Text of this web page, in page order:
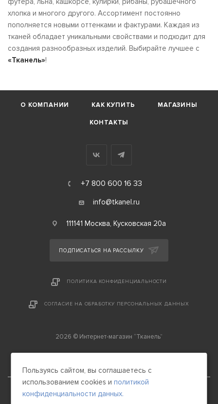
хлопка и многого другого. Ассортимент постоянно
пополняется новыми оттенками и фактурами. Каждая из
тканей обладает уникальными свойствами и подходит для
создания разнообразных изделий. Выбирайте лучшее с
«Тканель»!
О КОМПАНИИ КАК КУПИТЬ МАГАЗИНЫ
КОНТАКТЫ
+7 800 600 16 33
info@tkanel.ru
111141 Москва, Кусковская 20а
ПОДПИСАТЬСЯ НА РАССЫЛКУ
ПОЛИТИКА КОНФИДЕНЦИАЛЬНОСТИ
СОГЛАСИЕ НА ОБРАБОТКУ ПЕРСОНАЛЬНЫХ ДАННЫХ
2026 © Интернет-магазин “Тканель”
Пользуясь сайтом, вы соглашаетесь с
использованием cookies иполитикой
конфиденциальности данных.